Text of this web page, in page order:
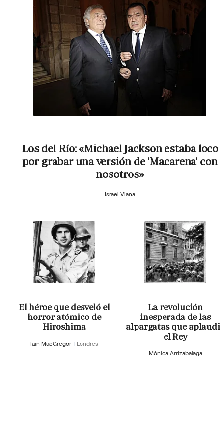
Los del Río: «Michael Jackson estaba loco
por grabar una versión de 'Macarena' con
nosotros»
Israel Viana
El héroe que desveló el
horror atómico de
Hiroshima
Iain MacGregor Londres
La revolución
inesperada de las
alpargatas que
el Rey
Mónica Arrizabalaga